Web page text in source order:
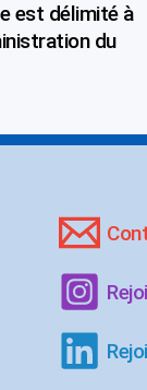
est délimité à
du